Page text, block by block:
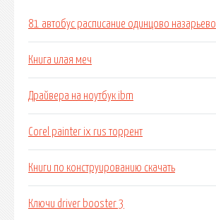
81 автобус расписание одинцово назарьево
Книга илая меч
Драйвера на ноутбук ibm
Corel painter ix rus торрент
Книги по конструированию скачать
Ключи driver booster 3